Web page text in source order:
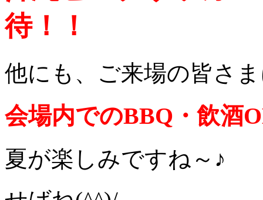
待！！
他にも、ご来場の皆さ
会場内でのBBQ・飲酒
夏が楽しみですね～♪